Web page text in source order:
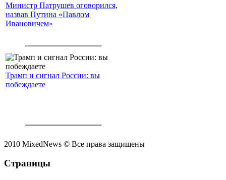
Министр Патрушев оговорился,
назвав Путина «Павлом
Ивановичем»
Трамп и сигнал России: вы
побеждаете
2010 MixedNews © Все права защищены
Страницы